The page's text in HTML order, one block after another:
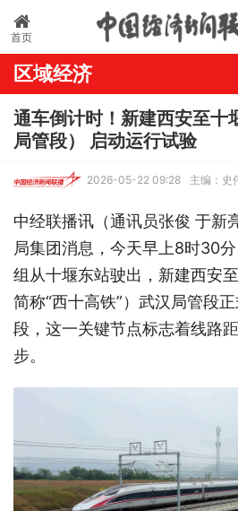
首页
区域经济
通车倒计时！新建西安至十
局管段） 启动运行试验
2026-05-22 09:28 主编：史
中经联播讯（通讯员张俊 于新
局集团消息，今天早上8时30
组从十堰东站驶出，新建西安
简称“西十高铁”）武汉局管段
段，这一关键节点标志着线路
步。